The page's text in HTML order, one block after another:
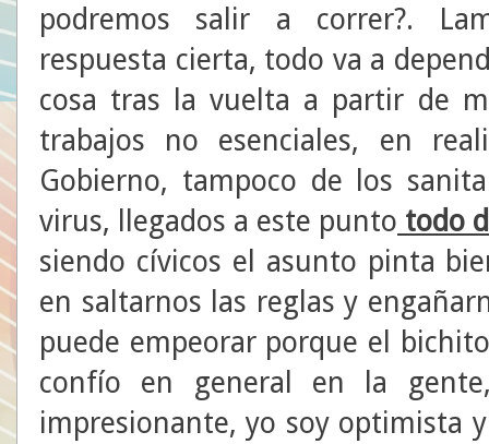
podremos salir a correr?.
respuesta cierta, todo va a
cosa tras la vuelta a partir de
trabajos no esenciales, en
Gobierno, tampoco de los
virus, llegados a este punto todo
siendo cívicos el asunto pinta
en saltarnos las reglas y
puede empeorar porque el
confío en general en la
impresionante, yo soy optimista